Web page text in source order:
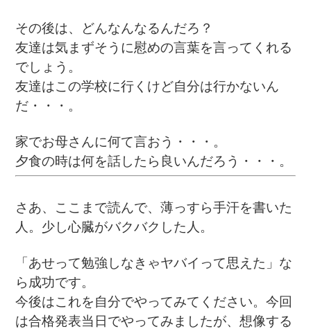
その後は、どんなんなるんだろ？
友達は気まずそうに慰めの言葉を言ってくれる
でしょう。
友達はこの学校に行くけど自分は行かないん
だ・・・。
家でお母さんに何て言おう・・・。
夕食の時は何を話したら良いんだろう・・・。
さあ、ここまで読んで、薄っすら手汗を書いた
人。少し心臓がバクバクした人。
「あせって勉強しなきゃヤバイって思えた」な
ら成功です。
今後はこれを自分でやってみてください。今回
は合格発表当日でやってみましたが、想像する